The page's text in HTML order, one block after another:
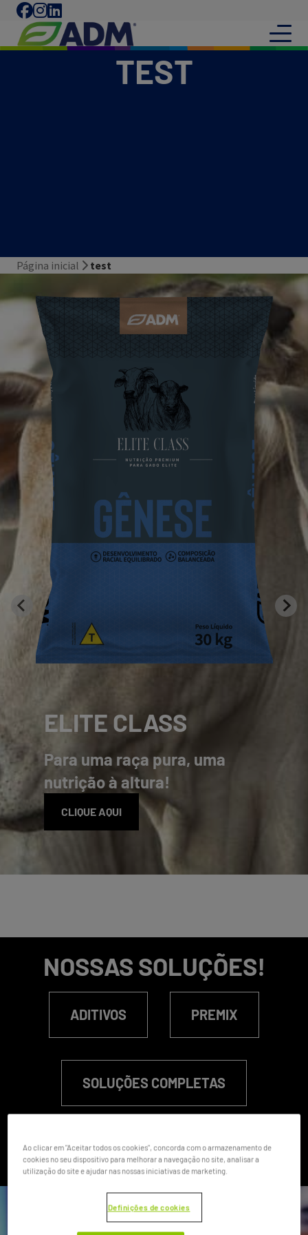
TEST
Página inicial test
ELITE CLASS
Para uma raça pura, uma
nutrição à altura!
CLIQUE AQUI
NOSSAS SOLUÇÕES!
ADITIVOS PREMIX
SOLUÇÕES COMPLETAS
Ao clicar em "Aceitar todos os cookies", concorda com o armazenamento de
cookies no seu dispositivo para melhorar a navegação no site, analisar a
utilização do site e ajudar nas nossas iniciativas de marketing.
Definições de cookies